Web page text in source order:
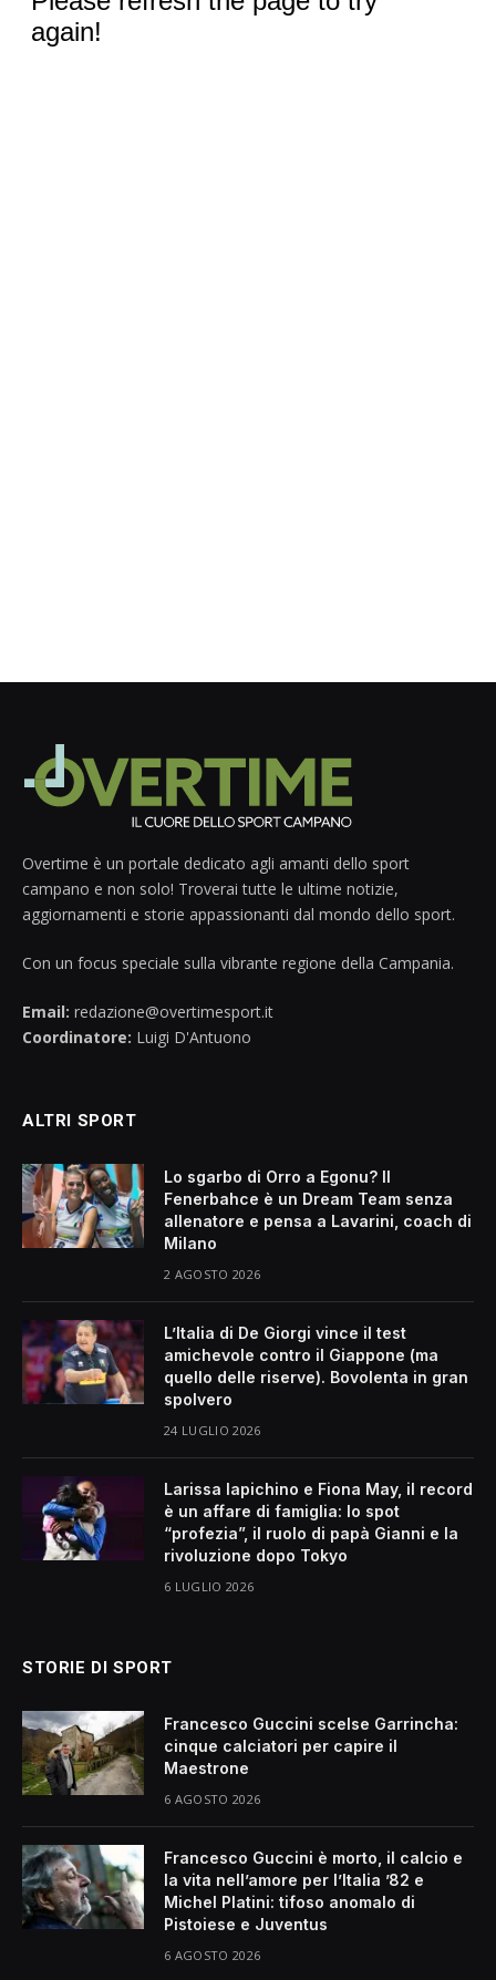
Overtime è un portale dedicato agli amanti dello sport
campano e non solo! Troverai tutte le ultime notizie,
aggiornamenti e storie appassionanti dal mondo dello sport.
Con un focus speciale sulla vibrante regione della Campania.
Email: redazione@overtimesport.it
Coordinatore: Luigi D'Antuono
ALTRI SPORT
Lo sgarbo di Orro a Egonu? Il
Fenerbahce è un Dream Team senza
allenatore e pensa a Lavarini, coach di
Milano
2 AGOSTO 2026
L’Italia di De Giorgi vince il test
amichevole contro il Giappone (ma
quello delle riserve). Bovolenta in gran
spolvero
24 LUGLIO 2026
Larissa Iapichino e Fiona May, il record
è un affare di famiglia: lo spot
“profezia”, il ruolo di papà Gianni e la
rivoluzione dopo Tokyo
6 LUGLIO 2026
STORIE DI SPORT
Francesco Guccini scelse Garrincha:
cinque calciatori per capire il
Maestrone
6 AGOSTO 2026
Francesco Guccini è morto, il calcio e
la vita nell’amore per l’Italia ’82 e
Michel Platini: tifoso anomalo di
Pistoiese e Juventus
6 AGOSTO 2026